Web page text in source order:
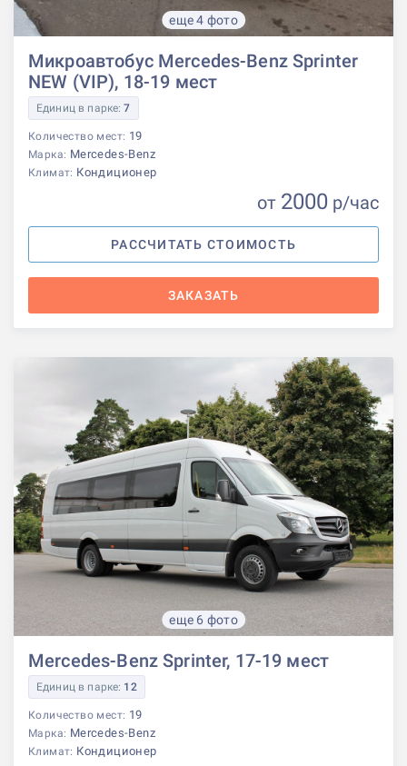
еще 4 фото
Микроавтобус Mercedes-Benz Sprinter
NEW (VIP), 18-19 мест
Единиц в парке:7
Количество мест: 19
Марка: Mercedes-Benz
Климат: Кондиционер
от 2000 р/час
РАССЧИТАТЬ СТОИМОСТЬ
ЗАКАЗАТЬ
еще 6 фото
Mercedes-Benz Sprinter, 17-19 мест
Единиц в парке: 12
Количество мест: 19
Марка: Mercedes-Benz
Климат: Кондиционер